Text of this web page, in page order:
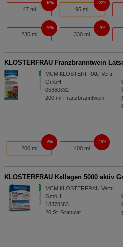
47 ml
10%
95 ml
22%
235 ml
20%
330 ml
9%
KLOSTERFRAU Franzbranntwein
MCM KLOSTERFRAU Vertr.
GmbH
05360832
200 ml Franzbranntwein
200 ml
6%
400 ml
10%
KLOSTERFRAU Kollagen 5000 aktiv
MCM KLOSTERFRAU Vertr.
GmbH
18378383
20 St Granulat